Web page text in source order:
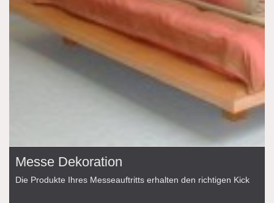
Messe Dekoration
Die Produkte Ihres Messeauftritts erhalten den richtigen Kick